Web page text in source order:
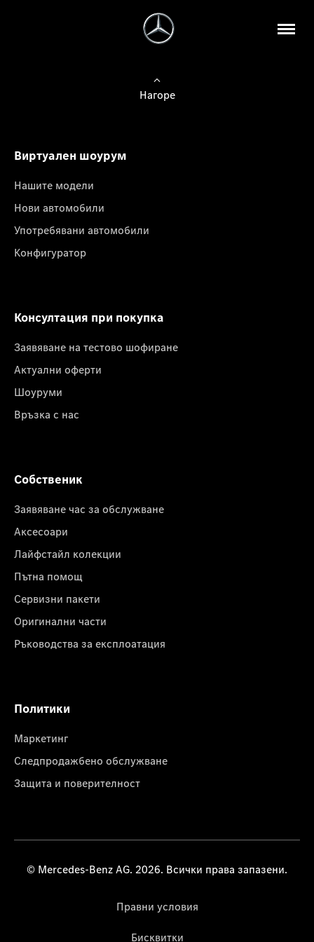
Нагоре
Виртуален шоурум
Нашите модели
Нови автомобили
Употребявани автомобили
Конфигуратор
Консултация при покупка
Заявяване на тестово шофиране
Актуални оферти
Шоуруми
Връзка с нас
Собственик
Заявяване час за обслужване
Аксесоари
Лайфстайл колекции
Пътна помощ
Сервизни пакети
Оригинални части
Ръководства за експлоатация
Политики
Маркетинг
Следпродажбено обслужване
Защита и поверителност
© Mercedes-Benz AG. 2026. Всички права запазени.
Правни условия
Бисквитки